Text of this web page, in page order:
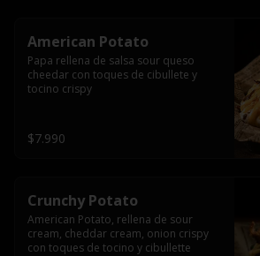
American Potato
Papa rellena de salsa sour queso
cheedar con toques de cibullete y
tocino crispy
$7.990
Crunchy Potato
American Potato, rellena de sour
cream, cheddar cream, onion crispy
con toques de tocino y cibullette